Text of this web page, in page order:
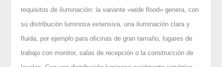
requisitos de iluminación: la variante «wide flood» genera, con
su distribución luminosa extensiva, una iluminación clara y
fluida, por ejemplo para oficinas de gran tamaño, lugares de
trabajo con monitor, salas de recepción o la construcción de